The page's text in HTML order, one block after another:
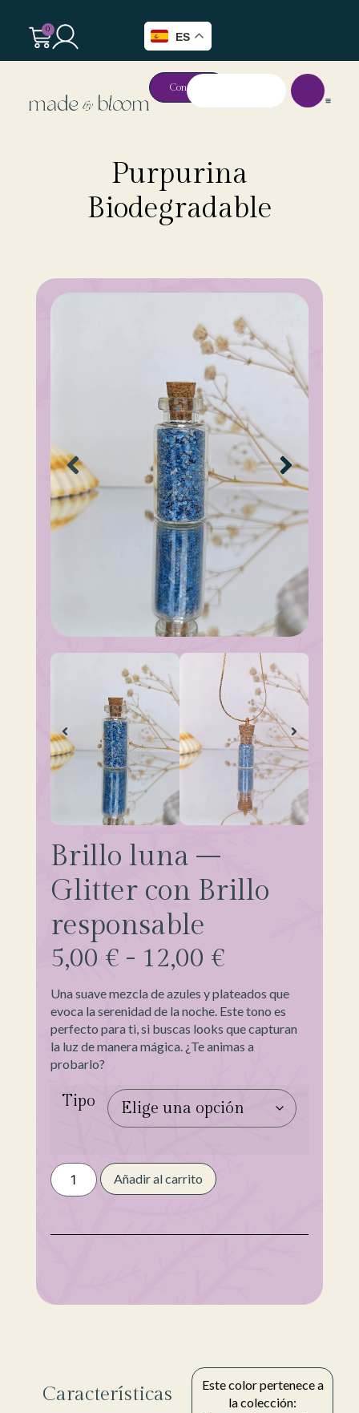
ES
0
Contacto
Purpurina
Biodegradable
Brillo luna –
Glitter con Brillo
responsable
5,00 € - 12,00 €
Una suave mezcla de azules y plateados que
evoca la serenidad de la noche. Este tono es
perfecto para ti, si buscas looks que capturan
la luz de manera mágica. ¿Te animas a
probarlo?
Tipo
Añadir al carrito
Características
Este color pertenece a
la colección: